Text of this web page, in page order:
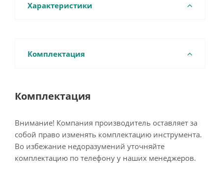
Характеристики
Комплектация
Комплектация
Внимание! Компания производитель оставляет за
собой право изменять комплектацию инструмента.
Во избежание недоразумений уточняйте
комплектацию по телефону у наших менеджеров.